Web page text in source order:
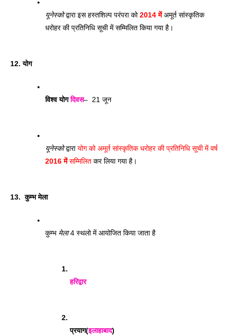
यूनेस्को द्वारा इस हस्तशिल्प परंपरा को 2014 में अमूर्त सांस्कृतिक
धरोहर की प्रतिनिधि सूची में सम्मिलित किया गया है।
12. योग
विश्व योग दिवस–  21 जून
यूनेस्को द्वारा
2016 में सम्मिलित कर लिया गया है।
13.  कुम्भ मेला
कुम्भ मेला 4 स्थलो में आयोजित किया जाता है
हरिद्वार
प्रयाग(इलाहाबाद)